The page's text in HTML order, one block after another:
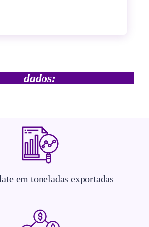
dados:
em toneladas exportadas